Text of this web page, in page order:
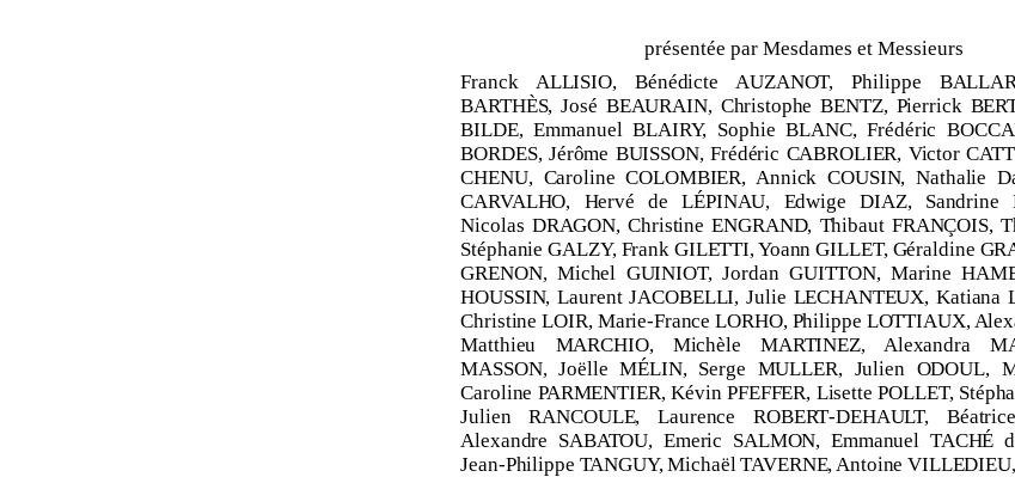
présentée par Mesdames et Messieurs
Franck ALLISIO, Bénédicte AUZANOT, Philippe
BARTHÈS, José BEAURAIN, Christophe BENTZ, Pierrick
BILDE, Emmanuel BLAIRY, Sophie BLANC, Frédéric
BORDES, Jérôme BUISSON, Frédéric CABROLIER, Victor
CHENU, Caroline COLOMBIER, Annick COUSIN, Nathalie
CARVALHO, Hervé de LÉPINAU, Edwige DIAZ, Sandrine
Nicolas DRAGON, Christine ENGRAND, Thibaut FRANÇOIS,
Stéphanie GALZY, Frank GILETTI, Yoann GILLET, Géraldine
GRENON, Michel GUINIOT, Jordan GUITTON, Marine
HOUSSIN, Laurent JACOBELLI, Julie LECHANTEUX, Katiana
Christine LOIR, Marie‑France LORHO, Philippe LOTTIAUX,
Matthieu MARCHIO, Michèle MARTINEZ, Alexandra
MASSON, Joëlle MÉLIN, Serge MULLER, Julien ODOUL,
Caroline PARMENTIER, Kévin PFEFFER, Lisette POLLET,
Julien RANCOULE, Laurence ROBERT‑DEHAULT,
Alexandre SABATOU, Emeric SALMON,Emmanuel TACHÉ
Jean‑Philippe TANGUY, Michaël TAVERNE, Antoine VILLEDIEU,